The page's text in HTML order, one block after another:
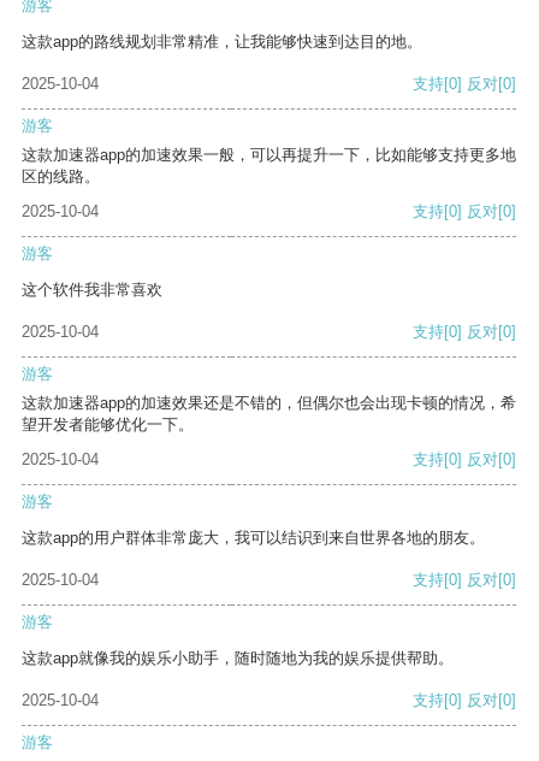
游客
这款app的路线规划非常精准，让我能够快速到达目的地。
2025-10-04 支持[0] 反对[0]
游客
这款加速器app的加速效果一般，可以再提升一下，比如能够支持更多地
区的线路。
2025-10-04
支持[0] 反对[0]
游客
这个软件我非常喜欢
2025-10-04 支持[0] 反对[0]
游客
这款加速器app的加速效果还是不错的，但偶尔也会出现卡顿的情况，希
望开发者能够优化一下。
2025-10-04
支持[0] 反对[0]
游客
这款app的用户群体非常庞大，我可以结识到来自世界各地的朋友。
2025-10-04 支持[0] 反对[0]
游客
这款app就像我的娱乐小助手，随时随地为我的娱乐提供帮助。
2025-10-04 支持[0] 反对[0]
游客